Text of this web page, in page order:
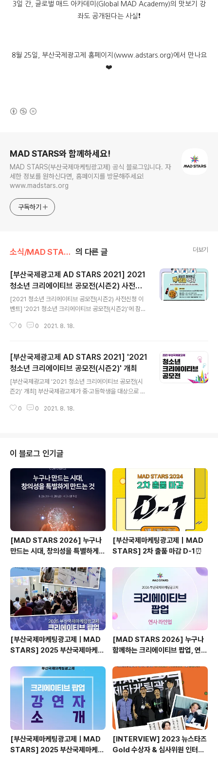
3일 간, 글로벌 매드 아카데미(Global MAD Academy)의 맛보기 강
좌도 공개된다는 사실❗
8월 25일, 부산국제광고제 홈페이지(www.adstars.org)에서 만나요
❤️
MAD STARS와 함께하세요!
MAD STARS(부산국제마케팅광고제) 공식 블로그입니다. 자
세한 정보를 원하신다면, 홈페이지를 방문해주세요!
www.madstars.org
구독하기
소식/MAD STARS 소식 의 다른 글 더보기
[부산국제광고제 AD STARS 2021] 2021
청소년 크리에이티브 공모전(시즌2) 사전신
청 이벤트
[2021 청소년 크리에이티브 공모전(시즌2) 사전신청 이
벤트] '2021 청소년 크리에이티브 공모전(시즌2)'에 참여
메일을 보내주세요🤗 사전 신청 후 공모전에 작품을 접수
adstars.org'로 메일 보내기! 2. 본 게시물 좋아요 후, 댓
글로 ‘이름 / 참여완료’ 적기! 📅참여기간 8월 11일(수) ~ 1
0월 29일(금) 🏆당첨자 발표 11월 초 개별 연락 예정 🎁
경품 BHC 뿌링클+콜라1.25L 세트(20명) 🙇🏻많은 관
심과 참여 부탁 드립니다🙇🏻 🛑유의사항🛑 - ‘사전 신청
후, 공모전에 실제로 작품을 제출’해야 당첨자로..
0 0 2021. 8. 18.
[부산국제광고제 AD STARS 2021] '2021
청소년 크리에이티브 공모전(시즌2)' 개최
[부산국제광고제 '2021 청소년 크리에이티브 공모전(시
즌2)' 개최] 부산국제광고제가 중·고등학생을 대상으로 개
집을 진행 중입니다❗ ✅공모 주제 NS홈쇼핑의 간편식 브랜
등학생(동 연령대 청소년) - 개인 또는 팀 2인 이하 ✅참가
비 무료 ✅접수 방법 부산국제광고제 홈페이지(www.ads
tars.org) 접수 ✅시상 - 최우수상 1팀(부산광역시 교육감
상, 상금 50만원) - 우수상 3팀(NS홈쇼핑 대표이사상, 상
금 30만원) - 크리에이티브상 4팀(부산국제광고제..
0 0 2021. 8. 18.
이 블로그 인기글
[MAD STARS 2026] 누구나
만드는 시대, 창의성을 특별하게
[부산국제마케팅광고제｜MAD
STARS] 2차 출품 마감 D-1⏰
[부산국제마케팅광고제ㅣMAD
STARS] 2025 부산국제마케팅
기
[MAD STARS 2026] 누구나
함께하는 크리에이티브 팝업, 연사
[부산국제마케팅광고제ㅣMAD
STARS] 2025 부산국제마케팅
[INTERVIEW] 2023 뉴스타즈
Gold 수상자 & 심사위원 인터뷰